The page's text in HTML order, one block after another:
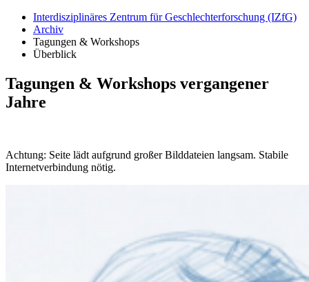
Interdisziplinäres Zentrum für Geschlechterforschung (IZfG)
Archiv
Tagungen & Workshops
Überblick
Tagungen & Workshops vergangener
Jahre
Achtung: Seite lädt aufgrund großer Bilddateien langsam. Stabile
Internetverbindung nötig.